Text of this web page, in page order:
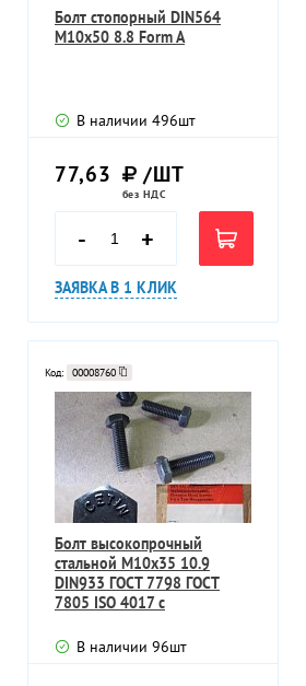
Болт стопорный DIN564
M10х50 8.8 Form A
В наличии 496шт
77,63 /ШТ
без НДС
- +
ЗАЯВКА В 1 КЛИК
Код: 00008760
Болт высокопрочный
стальной М10х35 10.9
DIN933 ГОСТ 7798 ГОСТ
7805 ISO 4017 с
В наличии 96шт